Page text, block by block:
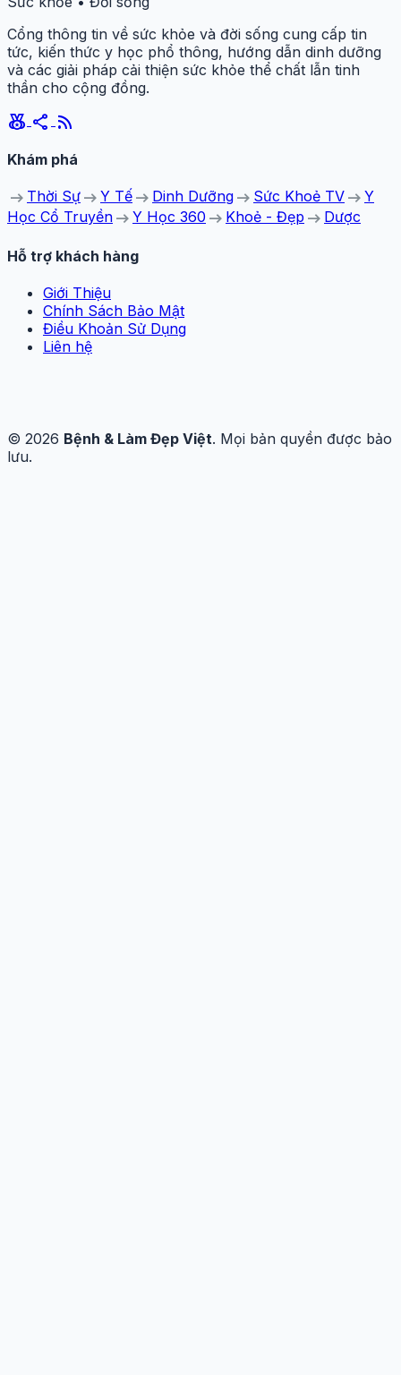
Cổng thông tin về sức khỏe và đời sống cung cấp tin
tức, kiến thức y học phổ thông, hướng dẫn dinh dưỡng
và các giải pháp cải thiện sức khỏe thể chất lẫn tinh
thần cho cộng đồng.
social_leaderboard share rss_feed
Khám phá
arrow_right_alt Thời Sự arrow_right_alt Y Tế arrow_right_alt Dinh Dưỡng arrow_right_alt Sức Khoẻ TV arrow_right_alt Y
Học Cổ Truyền arrow_right_alt Y Học 360 arrow_right_alt Khoẻ - Đẹp arrow_right_alt Dược
Hỗ trợ khách hàng
Giới Thiệu
Chính Sách Bảo Mật
Điều Khoản Sử Dụng
Liên hệ
© 2026 Bệnh & Làm Đẹp Việt. Mọi bản quyền được bảo
lưu.